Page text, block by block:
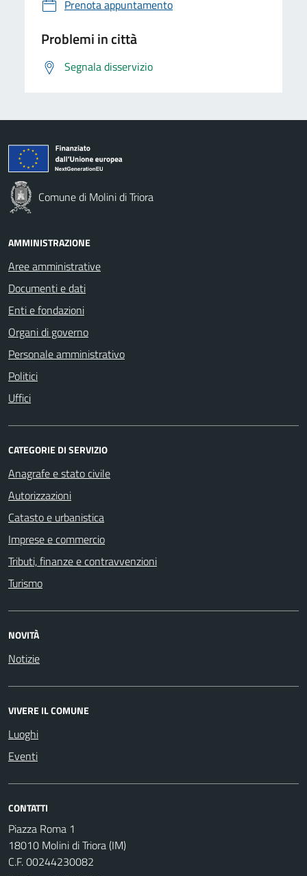
Prenota appuntamento
Problemi in città
Segnala disservizio
Comune di Molini di Triora
AMMINISTRAZIONE
Aree amministrative
Documenti e dati
Enti e fondazioni
Organi di governo
Personale amministrativo
Politici
Uffici
CATEGORIE DI SERVIZIO
Anagrafe e stato civile
Autorizzazioni
Catasto e urbanistica
Imprese e commercio
Tributi, finanze e contravvenzioni
Turismo
NOVITÀ
Notizie
VIVERE IL COMUNE
Luoghi
Eventi
CONTATTI
Piazza Roma 1
18010 Molini di Triora (IM)
C.F. 00244230082